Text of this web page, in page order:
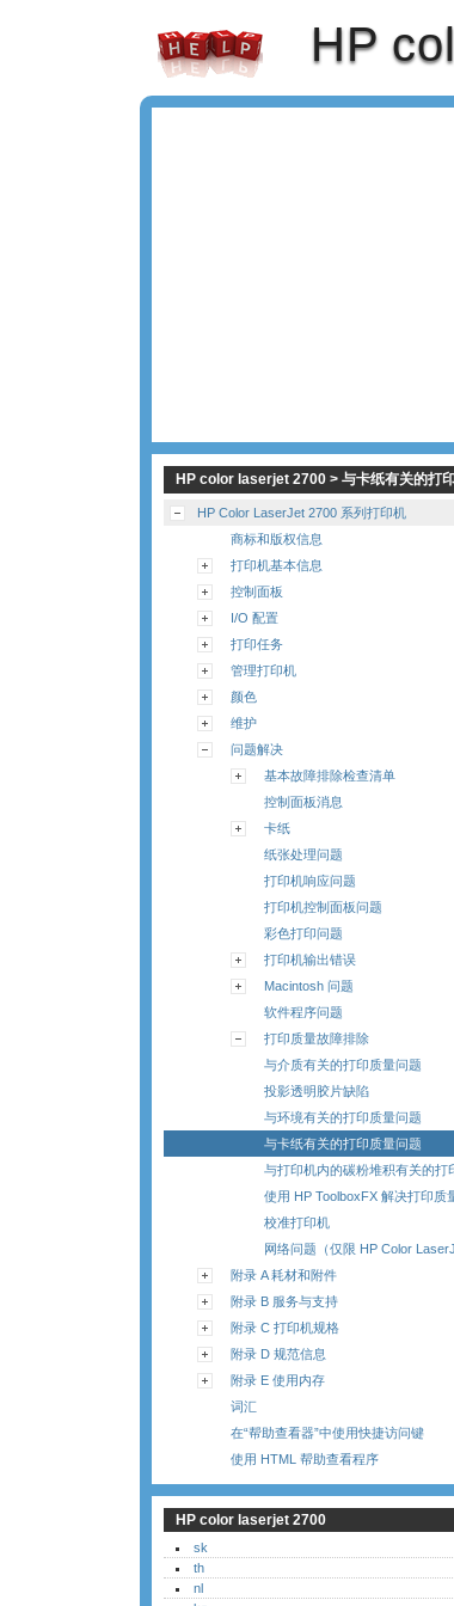
HP
HP color laserjet 2700 > 与卡纸有关的打
HP Color LaserJet 2700 系列打印机
商标和版权信息
打印机基本信息
控制面板
I/O 配置
打印任务
管理打印机
颜色
维护
问题解决
基本故障排除检查清单
控制面板消息
卡纸
纸张处理问题
打印机响应问题
打印机控制面板问题
彩色打印问题
打印机输出错误
Macintosh 问题
软件程序问题
打印质量故障排除
与介质有关的打印质量问题
投影透明胶片缺陷
与环境有关的打印质量问题
与卡纸有关的打印质量问题
与打印机内的碳粉堆积有关的打
使用 HP ToolboxFX 解决打印质
校准打印机
网络问题（仅限 HP Color
附录 A 耗材和附件
附录 B 服务与支持
附录 C 打印机规格
附录 D 规范信息
附录 E 使用内存
词汇
在“帮助查看器”中使用快捷访问键
使用 HTML 帮助查看程序
HP color laserjet 2700
sk
th
nl